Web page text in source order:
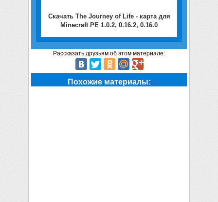
Скачать The Journey of Life - карта для
Minecraft PE 1.0.2, 0.16.2, 0.16.0
Рассказать друзьям об этом материале:
Похожие материалы: